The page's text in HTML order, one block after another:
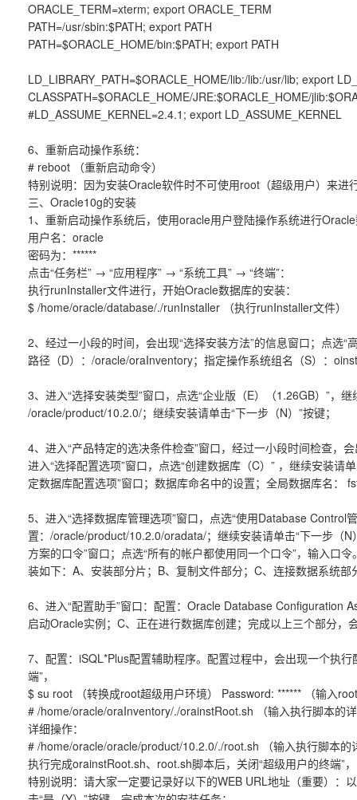
ORACLE_TERM=xterm; export ORACLE_TERM
PATH=/usr/sbin:$PATH; export PATH
PATH=$ORACLE_HOME/bin:$PATH; export PATH
LD_LIBRARY_PATH=$ORACLE_HOME/lib:/lib:/usr/lib; export
CLASSPATH=$ORACLE_HOME/JRE:$ORACLE_HOME/
#LD_ASSUME_KERNEL=2.4.1; export LD_ASSUME_KERNEL
6、重新启动操作系统：
# reboot （重新启动命令）
特别说明：因为安装Oracle软件时不可使用root（超级用户）来
三、Oracle10g的安装
1、重新启动操作系统后，使用oracle用户登陆操作系统进行
用户名：oracle
密码为：******
点击“任务栏” → “应用程序” → “系统工具” → “终端”：
执行runInstaller文件进行，开始Oracle数据库的安装：
$ /home/oracle/database/./runInstaller （执行runInstaller文件）
2、经过一小段的时间，会出现“选择安装方法”的信息窗口；点选
路径（D）：/oracle/oraInventory；指定操作系统组名（S）：
3、进入“选择安装类型”窗口，点选“企业版（E）（1.26GB）”，
/oracle/product/10.2.0/；继续安装请单击“下一步（N）”按键；
4、进入“产品特定的选决条件检查”窗口，经过一小段时间检查，
进入“选择配置选项”窗口，点选“创建数据库（C）” ，继续安装请
定数据库配置选项”窗口；数据库命名中的设置；全局数据库名：
5、进入“选择数据库管理选项”窗口，点选“使用Database Control
置：/oracle/product/10.2.0/oradata/；继续安装请单击“下一步（N
方案的口令”窗口；点选“所有的帐户都使用同一个口令”，输入口
装如下：A、安装部分片；B、复制文件部分；C、连接数据系统
6、进入“配置助手”窗口：配置：Oracle Database Configuration
启动Oracle实例；C、正在进行数据库创建；完成以上三个部分，
7、配置：iSQL*Plus配置辅助程序。配置过程中，会出现一个执
端”，
$ su root （转换成root超级用户环境） Password: ****** （输入
# /home/oracle/oraInventory/./orainstRoot.sh （输入执行脚本的
详细操作：
# /home/oracle/oracle/product/10.2.0/./root.sh （输入执行脚本的
执行完成orainstRoot.sh、root.sh脚本后，关闭“超级用户的终端”
特别说明：请大家一定要记录好以下的WEB URL地址（重要）